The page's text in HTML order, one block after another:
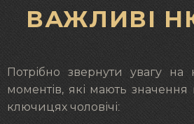
ВАЖЛИВІ
Потрібно звернути увагу на
моментів, які мають значення
ключицях чоловічі: